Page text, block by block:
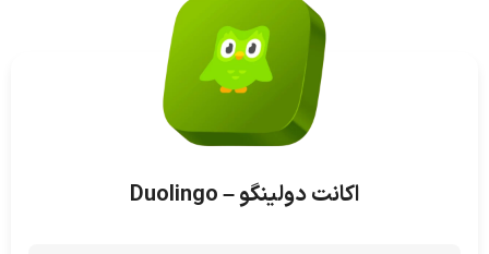
اکانت دولینگو – Duolingo